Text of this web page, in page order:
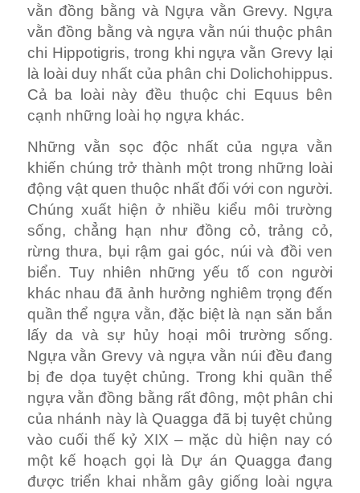
vằn đồng bằng và Ngựa vằn Grevy. Ngựa
vằn đồng bằng và ngựa vằn núi thuộc phân
chi Hippotigris, trong khi ngựa vằn Grevy lại
là loài duy nhất của phân chi Dolichohippus.
Cả ba loài này đều thuộc chi Equus bên
cạnh những loài họ ngựa khác.
Những vằn sọc độc nhất của ngựa vằn
khiến chúng trở thành một trong những loài
động vật quen thuộc nhất đối với con người.
Chúng xuất hiện ở nhiều kiểu môi trường
sống, chẳng hạn như đồng cỏ, trảng cỏ,
rừng thưa, bụi rậm gai góc, núi và đồi ven
biển. Tuy nhiên những yếu tố con người
khác nhau đã ảnh hưởng nghiêm trọng đến
quần thể ngựa vằn, đặc biệt là nạn săn bắn
lấy da và sự hủy hoại môi trường sống.
Ngựa vằn Grevy và ngựa vằn núi đều đang
bị đe dọa tuyệt chủng. Trong khi quần thể
ngựa vằn đồng bằng rất đông, một phân chi
của nhánh này là Quagga đã bị tuyệt chủng
vào cuối thế kỷ XIX – mặc dù hiện nay có
một kế hoạch gọi là Dự án Quagga đang
được triển khai nhằm gây giống loài ngựa